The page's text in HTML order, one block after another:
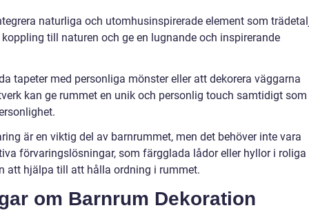
naturliga och utomhusinspirerade element som
till naturen och ge en lugnande och inspirerande
tapeter med personliga mönster eller att dekorera väggarna
kan ge rummet en unik och personlig touch samtidigt som
är en viktig del av barnrummet, men det behöver inte vara
förvaringslösningar, som färgglada lådor eller hyllor i roliga
att hjälpa till att hålla ordning i rummet.
om Barnrum Dekoration